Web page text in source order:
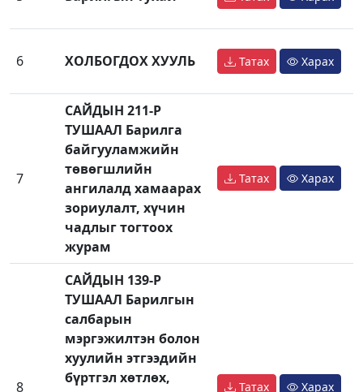
6 ХОЛБОГДОХ ХУУЛЬ Татах Харах
7
САЙДЫН 211-Р
ТУШААЛ Барилга
байгууламжийн
төвөгшлийн
ангилалд хамаарах
зориулалт, хүчин
чадлыг тогтоох
журам
Татах Харах
8
САЙДЫН 139-Р
ТУШААЛ Барилгын
салбарын
мэргэжилтэн болон
хуулийн этгээдийн
бүртгэл хөтлөх,
Татах Харах